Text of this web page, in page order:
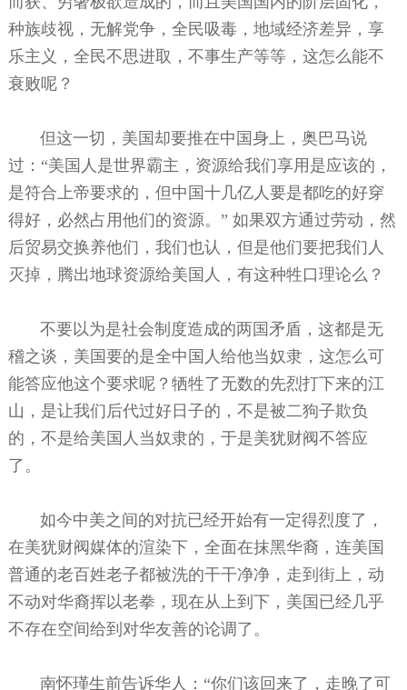
种族歧视，无解党争，全民吸毒，地域经济差异，享
乐主义，全民不思进取，不事生产等等，这怎么能不
衰败呢？
但这一切，美国却要推在中国身上，奥巴马说
过：“美国人是世界霸主，资源给我们享用是应该的，
是符合上帝要求的，但中国十几亿人要是都吃的好穿
得好，必然占用他们的资源。” 如果双方通过劳动，然
后贸易交换养他们，我们也认，但是他们要把我们人
灭掉，腾出地球资源给美国人，有这种牲口理论么？
不要以为是社会制度造成的两国矛盾，这都是无
稽之谈，美国要的是全中国人给他当奴隶，这怎么可
能答应他这个要求呢？牺牲了无数的先烈打下来的江
山，是让我们后代过好日子的，不是被二狗子欺负
的，不是给美国人当奴隶的，于是美犹财阀不答应
了。
如今中美之间的对抗已经开始有一定得烈度了，
在美犹财阀媒体的渲染下，全面在抹黑华裔，连美国
普通的老百姓老子都被洗的干干净净，走到街上，动
不动对华裔挥以老拳，现在从上到下，美国已经几乎
不存在空间给到对华友善的论调了。
南怀瑾生前告诉华人：“你们该回来了，走晚了可